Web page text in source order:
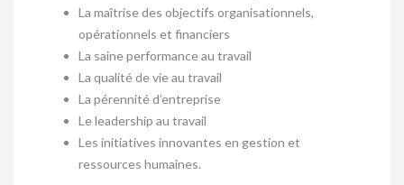
La maîtrise des objectifs organisationnels,
opérationnels et financiers
La saine performance au travail
La qualité de vie au travail
La pérennité d’entreprise
Le leadership au travail
Les initiatives innovantes en gestion et
ressources humaines.